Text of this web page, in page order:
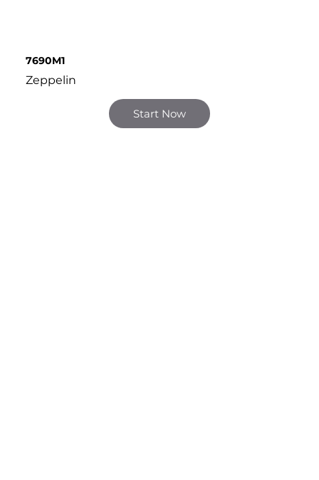
7690M1
Zeppelin
Start Now